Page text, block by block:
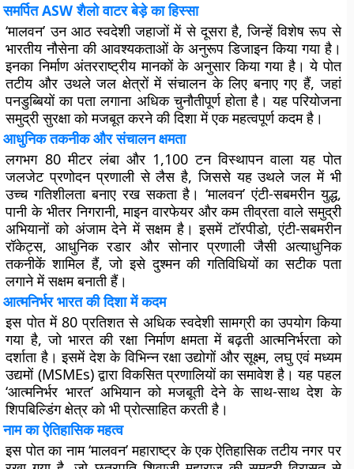
समर्पित ASW शैलो वाटर बेड़े का हिस्सा
‘मालवन’ उन आठ स्वदेशी जहाजों में से दूसरा है, जिन्हें विशेष रूप से
भारतीय नौसेना की आवश्यकताओं के अनुरूप डिजाइन किया गया है।
इनका निर्माण अंतरराष्ट्रीय मानकों के अनुसार किया गया है। ये पोत
तटीय और उथले जल क्षेत्रों में संचालन के लिए बनाए गए हैं, जहां
पनडुब्बियों का पता लगाना अधिक चुनौतीपूर्ण होता है। यह परियोजना
समुद्री सुरक्षा को मजबूत करने की दिशा में एक महत्वपूर्ण कदम है।
आधुनिक तकनीक और संचालन क्षमता
लगभग 80 मीटर लंबा और 1,100 टन विस्थापन वाला यह पोत
जलजेट प्रणोदन प्रणाली से लैस है, जिससे यह उथले जल में भी
उच्च गतिशीलता बनाए रख सकता है। ‘मालवन’ एंटी-सबमरीन युद्ध,
पानी के भीतर निगरानी, माइन वारफेयर और कम तीव्रता वाले समुद्री
अभियानों को अंजाम देने में सक्षम है। इसमें टॉरपीडो, एंटी-सबमरीन
रॉकेट्स, आधुनिक रडार और सोनार प्रणाली जैसी अत्याधुनिक
तकनीकें शामिल हैं, जो इसे दुश्मन की गतिविधियों का सटीक पता
लगाने में सक्षम बनाती हैं।
आत्मनिर्भर भारत की दिशा में कदम
इस पोत में 80 प्रतिशत से अधिक स्वदेशी सामग्री का उपयोग किया
गया है, जो भारत की रक्षा निर्माण क्षमता में बढ़ती आत्मनिर्भरता को
दर्शाता है। इसमें देश के विभिन्न रक्षा उद्योगों और सूक्ष्म, लघु एवं मध्यम
उद्यमों (MSMEs) द्वारा विकसित प्रणालियों का समावेश है। यह पहल
‘आत्मनिर्भर भारत’ अभियान को मजबूती देने के साथ-साथ देश के
शिपबिल्डिंग क्षेत्र को भी प्रोत्साहित करती है।
नाम का ऐतिहासिक महत्व
इस पोत का नाम ‘मालवन’ महाराष्ट्र के एक ऐतिहासिक तटीय नगर पर